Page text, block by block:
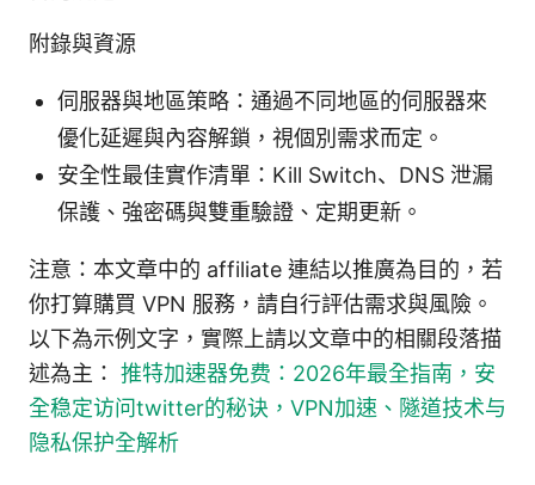
附錄與資源
伺服器與地區策略：通過不同地區的伺服器來
優化延遲與內容解鎖，視個別需求而定。
安全性最佳實作清單：Kill Switch、DNS 泄漏
保護、強密碼與雙重驗證、定期更新。
注意：本文章中的 affiliate 連結以推廣為目的，若
你打算購買 VPN 服務，請自行評估需求與風險。
以下為示例文字，實際上請以文章中的相關段落描
述為主： 推特加速器免费：2026年最全指南，安
全稳定访问twitter的秘诀，VPN加速、隧道技术与
隐私保护全解析